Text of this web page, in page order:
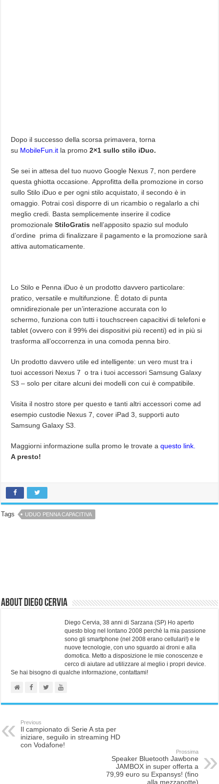
Dopo il successo della scorsa primavera, torna
su MobileFun.it la promo2×1 sullo stilo iDuo.
Se sei in attesa del tuo nuovo Google Nexus 7, non perdere
questa ghiotta occasione. Approfitta della promozione in corso
sullo Stilo iDuo e per ogni stilo acquistato, il secondo è in
omaggio. Potrai così disporre di un ricambio o regalarlo a chi
meglio credi. Basta semplicemente inserire il codice
promozionaleStiloGratis nell’apposito spazio sul modulo
d’ordine prima di finalizzare il pagamento e la promozione sarà
attiva automaticamente.
Lo Stilo e Penna iDuo è un prodotto davvero particolare:
pratico, versatile e multifunzione. È dotato di punta
omnidirezionale per un’interazione accurata con lo
schermo, funziona con tutti i touchscreen capacitivi di telefoni e
tablet (ovvero con il 99% dei dispositivi più recenti) ed in più si
trasforma all’occorrenza in una comoda penna biro.
Un prodotto davvero utile ed intelligente: un vero must tra i
tuoi accessori Nexus 7 o tra i tuoi accessori Samsung Galaxy
S3 – solo per citare alcuni dei modelli con cui è compatibile.
Visita il nostro store per questo e tanti altri accessori come ad
esempio custodie Nexus 7, cover iPad 3, supporti auto
Samsung Galaxy S3.
Maggiorni informazione sulla promo le trovate aquesto link.
A presto!
Tags UDUO PENNA CAPACITIVA
About Diego Cervia
Diego Cervia, 38 anni di Sarzana (SP) Ho aperto
questo blog nel lontano 2008 perchè la mia passione
sono gli smartphone (nel 2008 erano cellulari!) e le
nuove tecnologie, con uno sguardo ai droni e alla
domotica. Metto a disposizione le mie conoscenze e
cerco di aiutare ad utilizzare al meglio i propri device.
Se hai bisogno di qualche informazione, contattami!
Previous
Il campionato di Serie A sta per
iniziare, seguilo in streaming HD
con Vodafone!
Prossima
Speaker Bluetooth Jawbone
JAMBOX in super offerta a
79,99 euro su Expansys! (fino
alla mezzanotte)